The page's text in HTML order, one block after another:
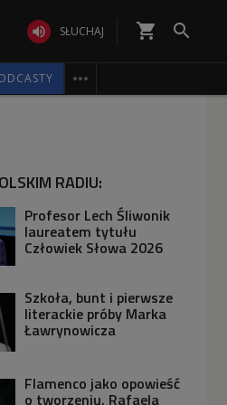
 SŁUCHAJ shopping_cart 

RADIU:
Profesor Lech Śliwonik
laureatem tytułu
Człowiek Słowa 2026
Szkoła, bunt i pierwsze
literackie próby Marka
Ławrynowicza
Flamenco jako opowieść
o tworzeniu. Rafaela